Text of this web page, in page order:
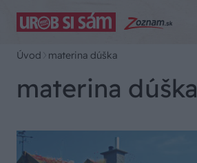
Úvod materina dúška
materina dúška